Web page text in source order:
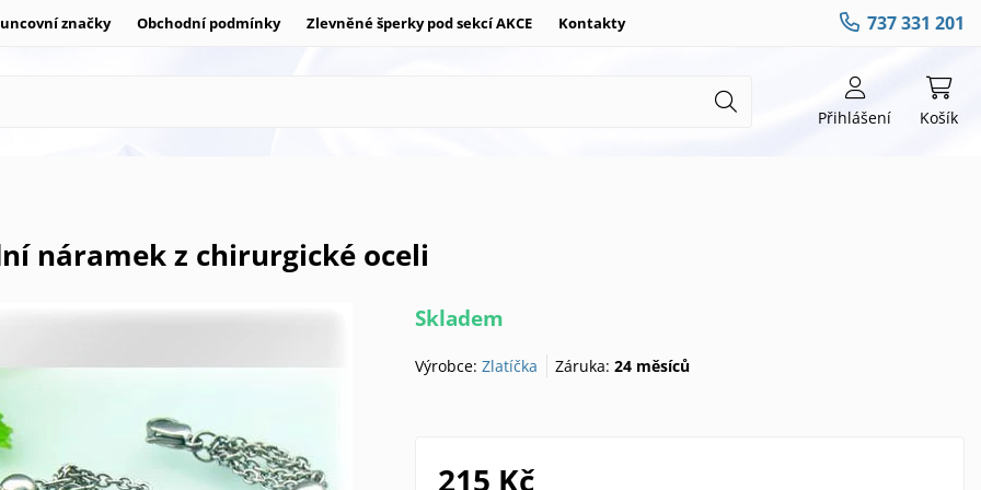
značky Obchodní podmínky Zlevněné šperky pod sekcí AKCE Kontakty 737 331 201
Přihlášení Košík
náramek z chirurgické oceli
Skladem
Výrobce: Zlatíčka Záruka:24 měsíců
215 Kč